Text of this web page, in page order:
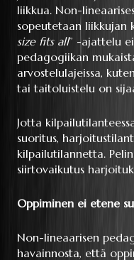
liikkua. Non-
sopeutetaan liikkujan
size fits all” -ajattelu
pedagogiikan
arvostelulajeissa,
tai taitoluistelu on
Jotta
suoritus,
kilpailutilannetta.
siirtovaikutus
Oppiminen ei etene
Non-lineaarisen
havainnosta, että